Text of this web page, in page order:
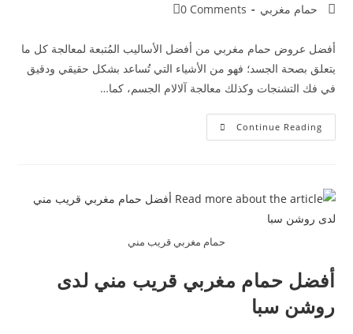
حمام مغربي
0 Comments
أفضل عروض حمام مغربي من أفضل الأساليب المُتبعة لمعالجة كل ما
يتعلق بصحة الجسد؛ فهو من الأشياء التي تُساعد بشكل حقيقي ودقيق
في فك التشنجات وكذلك معالجة آلالام الجسم، كما…
Continue Reading
حمام مغربي قريب مني
أفضل حمام مغربي قريب مني لدى
روشن سبا